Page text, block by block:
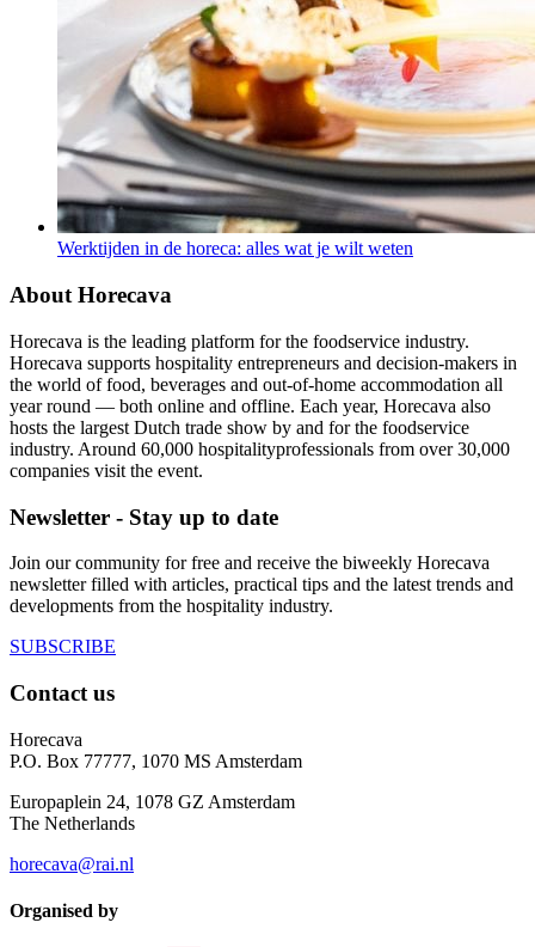
Werktijden in de horeca: alles wat je wilt weten
About Horecava
Horecava is the leading platform for the foodservice industry.
Horecava supports hospitality entrepreneurs and decision-makers in
the world of food, beverages and out-of-home accommodation all
year round — both online and offline. Each year, Horecava also
hosts the largest Dutch trade show by and for the foodservice
industry. Around 60,000 hospitalityprofessionals from over 30,000
companies visit the event.
Newsletter - Stay up to date
Join our community for free and receive the biweekly Horecava
newsletter filled with articles, practical tips and the latest trends and
developments from the hospitality industry.
SUBSCRIBE
Contact us
Horecava
P.O. Box 77777, 1070 MS Amsterdam
Europaplein 24, 1078 GZ Amsterdam
The Netherlands
horecava@rai.nl
Organised by